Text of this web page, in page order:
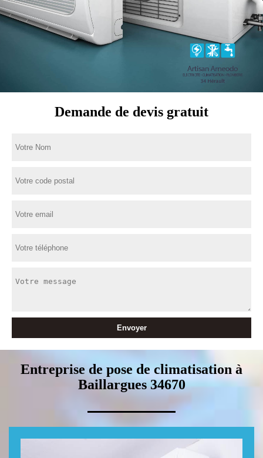
Demande de devis gratuit
Entreprise de pose de climatisation à
Baillargues 34670